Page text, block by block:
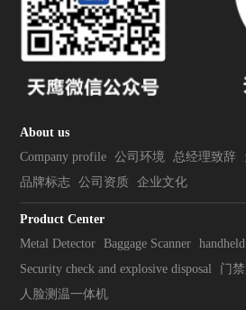
About us
Company profile 公司环境 总经理致辞
品牌标志 公司资质 企业文化
Product Center
Metal Detector Baggage Scanner
Security check and explosive disposal
门
人脸测温一体机